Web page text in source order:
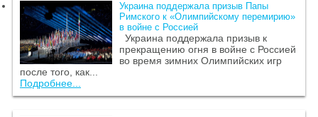
Украина поддержала призыв Папы
Римского к «Олимпийскому перемирию»
в войне с Россией
Украина поддержала призыв к
прекращению огня в войне с Россией
во время зимних Олимпийских игр
после того, как...
Подробнее...